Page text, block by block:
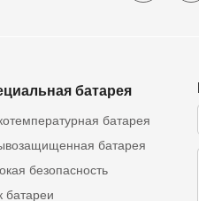
батарея
батарея
батарея
безопасность
батареи